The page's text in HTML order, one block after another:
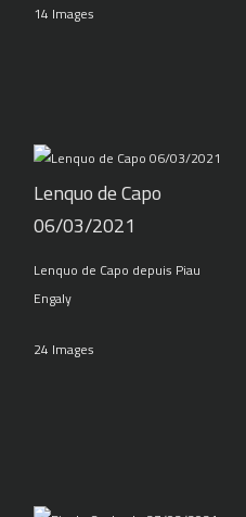
14 Images
Lenquo de Capo
06/03/2021
Lenquo de Capo depuis Piau
Engaly
24 Images